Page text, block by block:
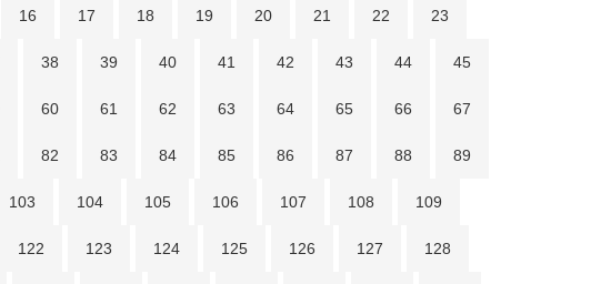
16 17 18 19 20 21 22 23
38 39 40 41 42 43 44 45
60 61 62 63 64 65 66 67
82 83 84 85 86 87 88 89
103 104 105 106 107 108 109
122 123 124 125 126 127 128